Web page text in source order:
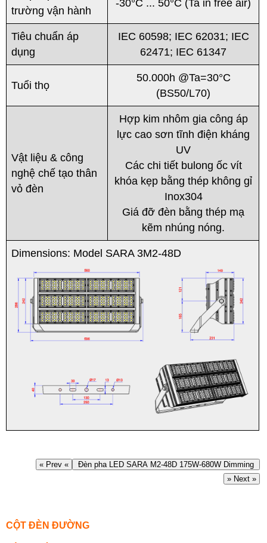
trường vận hành
-30°C ... 50°C (Ta in free air)
Tiêu chuẩn áp
dụng
IEC 60598; IEC 62031; IEC
62471; IEC 61347
Tuổi thọ
50.000h @Ta=30°C
(BS50/L70)
Vật liệu & công
nghệ chế tạo thân
vỏ đèn
Hợp kim nhôm gia công áp
lực cao sơn tĩnh điện kháng
UV
Các chi tiết bulong ốc vít
khóa kẹp bằng thép không gỉ
Inox304
Giá đỡ đèn bằng thép mạ
kẽm nhúng nóng.
Dimensions: Model SARA 3M2-48D
« Prev «
Đèn pha LED SARA M2-48D 175W-680W Dimming
» Next »
CỘT ĐÈN ĐƯỜNG